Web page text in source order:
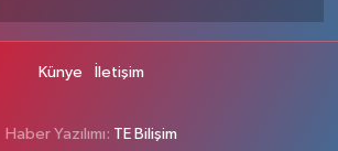
Künye İletişim
Haber Yazılımı: TE Bilişim